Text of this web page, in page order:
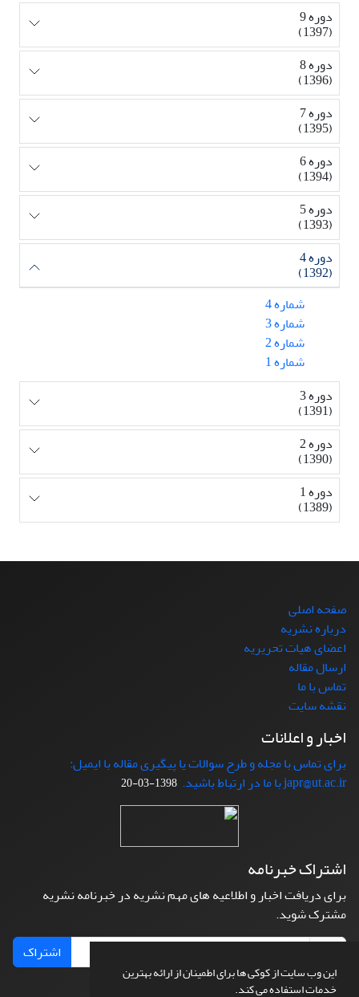
این وب سایت از کوکی ها برای اطمینان از ارائه بهترین
خدمات استفاده می کند.
دوره 9
(1397)
دوره 8
(1396)
دوره 7
(1395)
دوره 6
(1394)
دوره 5
(1393)
دوره 4
(1392)
شماره 4
شماره 3
شماره 2
شماره 1
دوره 3
(1391)
دوره 2
(1390)
دوره 1
(1389)
صفحه اصلی
درباره نشریه
اعضای هیات تحریریه
ارسال مقاله
تماس با ما
نقشه سایت
اخبار و اعلانات
برای تماس با مجله و طرح سوالات یا پیگیری مقاله با ایمیل:
japr@ut.ac.ir با ما در ارتباط باشید.
1398-03-20
اشتراک خبرنامه
برای دریافت اخبار و اطلاعیه های مهم نشریه در خبرنامه نشریه
مشترک شوید.
اشتراک